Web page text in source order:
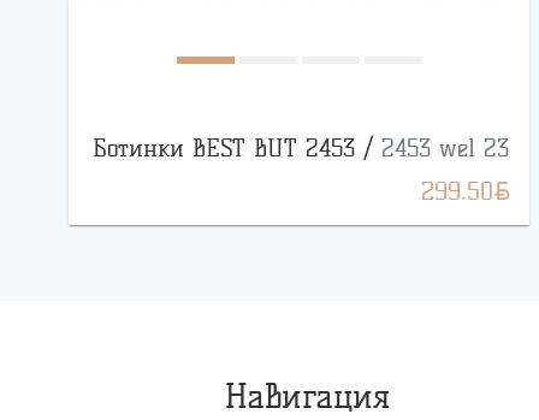
Ботинки BEST BUT 2453 / 2453 wel 23
299.50BYN
Навигация